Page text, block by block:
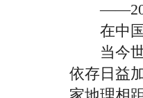
在中国
当今世
依存日益